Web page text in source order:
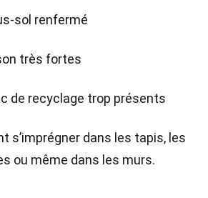
sol renfermé
très fortes
de recyclage trop présents
s’imprégner dans les tapis, les
ou même dans les murs.